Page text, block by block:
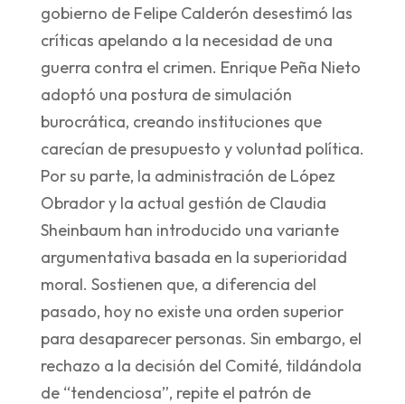
gobierno de Felipe Calderón desestimó las
críticas apelando a la necesidad de una
guerra contra el crimen. Enrique Peña Nieto
adoptó una postura de simulación
burocrática, creando instituciones que
carecían de presupuesto y voluntad política.
Por su parte, la administración de López
Obrador y la actual gestión de Claudia
Sheinbaum han introducido una variante
argumentativa basada en la superioridad
moral. Sostienen que, a diferencia del
pasado, hoy no existe una orden superior
para desaparecer personas. Sin embargo, el
rechazo a la decisión del Comité, tildándola
de “tendenciosa”, repite el patrón de